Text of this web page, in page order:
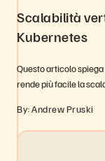
Scalabilità
Kubernetes
Questo articolo
rende più facile la
By: Andrew Pruski